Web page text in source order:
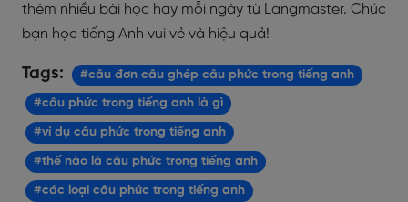
thêm nhiều bài học hay mỗi ngày từ Langmaster. Chúc
bạn học tiếng Anh vui vẻ và hiệu quả!
Tags: #câu đơn câu ghép câu phức trong tiếng anh
#câu phức trong tiếng anh là gì
#ví dụ câu phức trong tiếng anh
#thế nào là câu phức trong tiếng anh
#các loại câu phức trong tiếng anh